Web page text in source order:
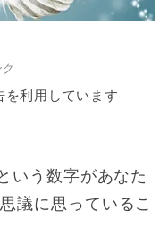
利用しています
いう数字があなた
議に思っているこ